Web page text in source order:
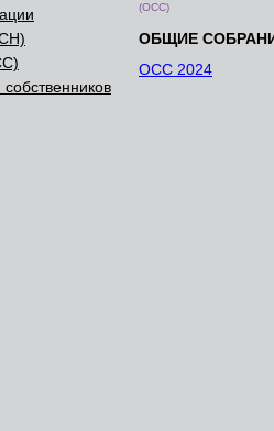
(ОСС)
ОБЩИЕ
ОСС 2024